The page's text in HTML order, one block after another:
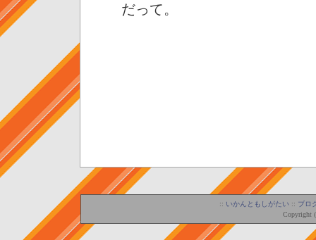
だって。
:: いかんともしがたい :: ブロ
Copyright